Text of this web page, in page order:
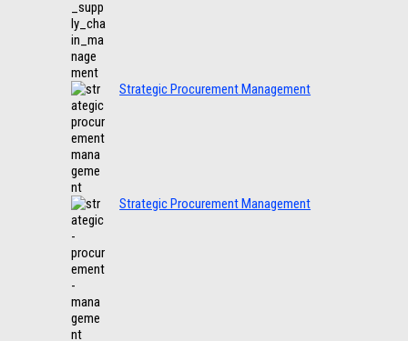
Strategic Procurement Management
Strategic Procurement Management